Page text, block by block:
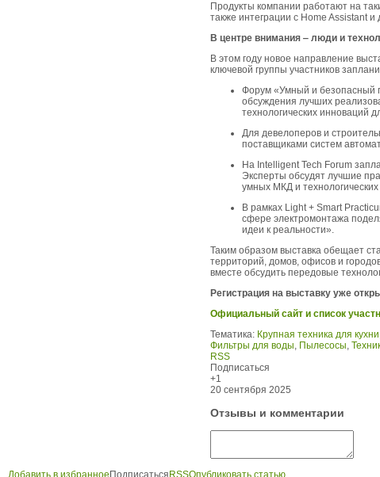
Продукты компании работают на
также интеграции с Home Assistant и
В центре внимания ‒ люди и
В этом году новое направление
ключевой группы участников
Форум «Умный и безопасный
обсуждения лучших
технологических инноваций
Для девелоперов и
поставщиками систем
На Intelligent Tech Forum
Эксперты обсудят лучшие
умных МКД и
В рамках Light + Smart
сфере электромонтажа
идеи к реальности».
Таким образом выставка обещает
территорий, домов, офисов и
вместе обсудить передовые
Регистрация на выставку уже
Официальный сайт и список
Тематика: Крупная техника для кухни
Фильтры для воды, Пылесосы,
RSS
Подписаться
+1
20 сентября 2025
Отзывы и комментарии
Добавить в избранное Подписаться RSSОпубликовать статью